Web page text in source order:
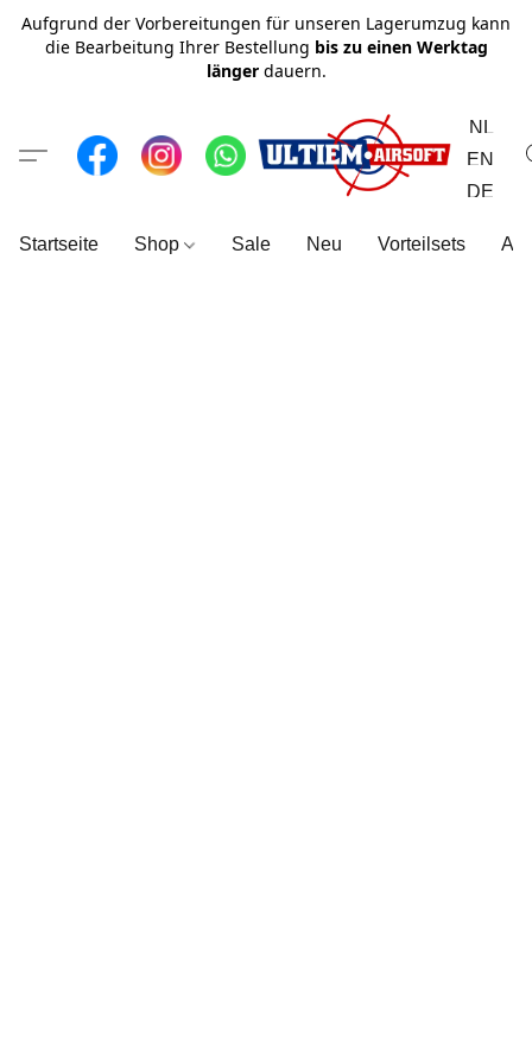
Aufgrund der Vorbereitungen für unseren Lagerumzug kann
die Bearbeitung Ihrer Bestellung bis zu einen Werktag
längerdauern.
NL
EN
DE
Startseite Shop Sale Neu Vorteilsets